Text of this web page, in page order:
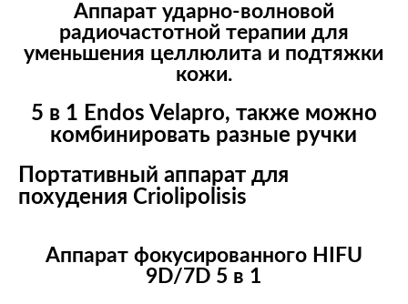
Аппарат ударно-волновой
радиочастотной терапии для
уменьшения целлюлита и подтяжки
кожи.
5 в 1 Endos Velapro, также можно
комбинировать разные ручки
Портативный аппарат для
похудения Criolipolisis
Аппарат фокусированного HIFU
9D/7D 5 в 1